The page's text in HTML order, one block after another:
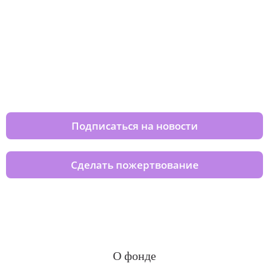
Подписаться на новости
Сделать пожертвование
О фонде